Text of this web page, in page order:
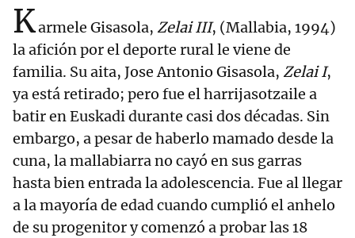
Karmele Gisasola, Zelai III, (Mallabia, 1994)
la afición por el deporte rural le viene de
familia. Su aita, Jose Antonio Gisasola, Zelai I,
ya está retirado; pero fue el harrijasotzaile a
batir en Euskadi durante casi dos décadas. Sin
embargo, a pesar de haberlo mamado desde la
cuna, la mallabiarra no cayó en sus garras
hasta bien entrada la adolescencia. Fue al llegar
a la mayoría de edad cuando cumplió el anhelo
de su progenitor y comenzó a probar las 18